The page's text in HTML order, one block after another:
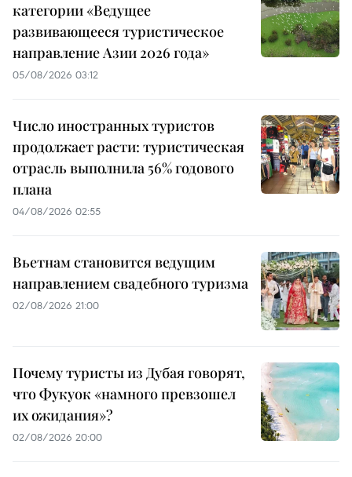
категории «Ведущее
развивающееся туристическое
направление Азии 2026 года»
05/08/2026 03:12
Число иностранных туристов
продолжает расти: туристическая
отрасль выполнила 56% годового
плана
04/08/2026 02:55
Вьетнам становится ведущим
направлением свадебного туризма
02/08/2026 21:00
Почему туристы из Дубая говорят,
что Фукуок «намного превзошел
их ожидания»?
02/08/2026 20:00